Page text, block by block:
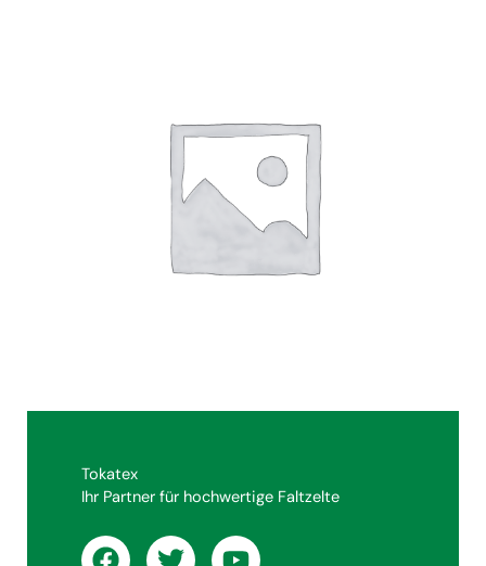
Tokatex
Ihr Partner für hochwertige Faltzelte
F T Y